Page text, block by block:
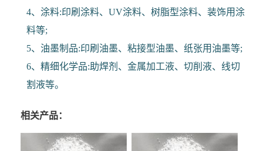
4、涂料:印刷涂料、UV涂料、树脂型涂料、装饰用涂
料等;
5、油墨制品:印刷油墨、粘接型油墨、纸张用油墨等;
6、精细化学品:助焊剂、金属加工液、切削液、线切
割液等。
相关产品：